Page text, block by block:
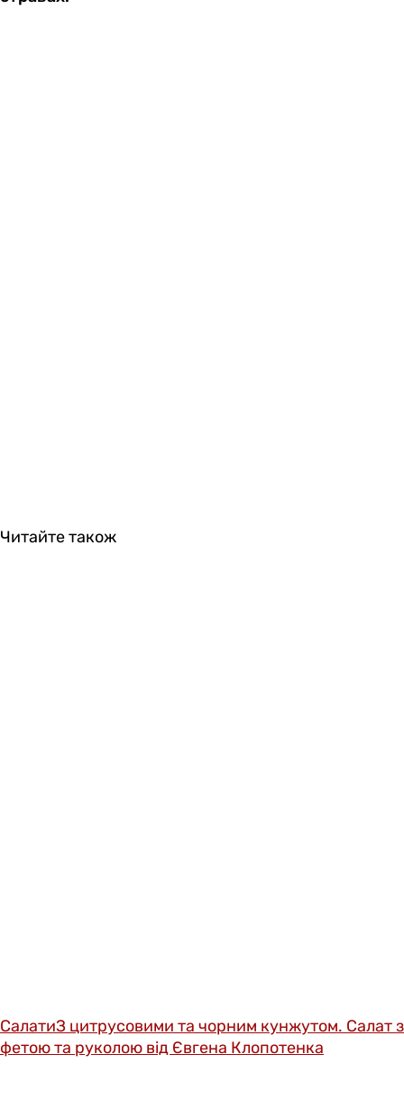
Читайте також
СалатиЗ цитрусовими та чорним кунжутом. Салат з
фетою та руколою від Євгена Клопотенка